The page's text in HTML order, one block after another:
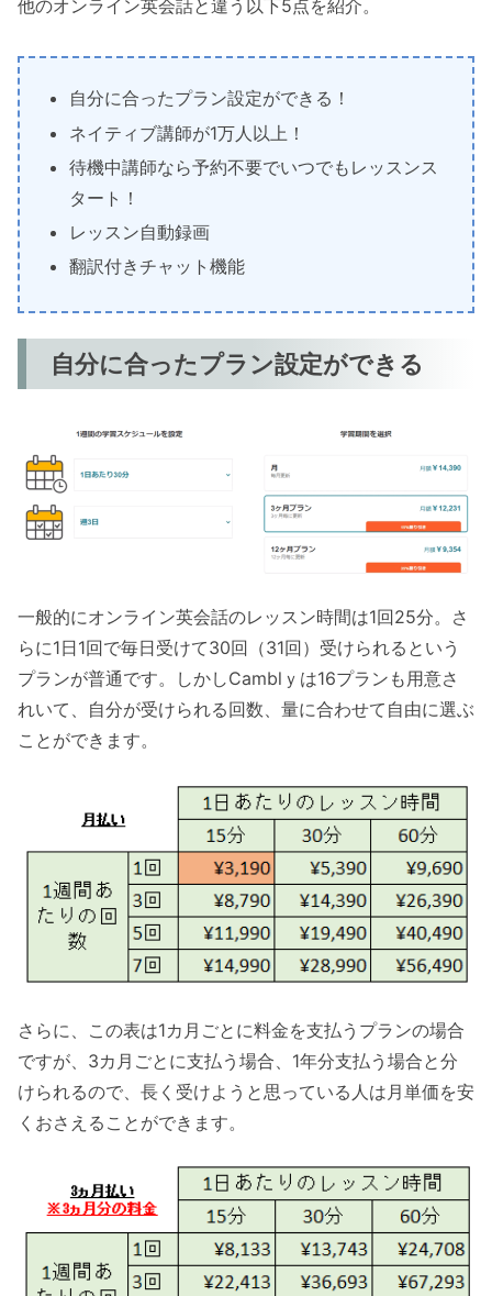
他のオンライン英会話と違う以下5点を紹介。
自分に合ったプラン設定ができる！
ネイティブ講師が1万人以上！
待機中講師なら予約不要でいつでもレッスンス
タート！
レッスン自動録画
翻訳付きチャット機能
自分に合ったプラン設定ができる
一般的にオンライン英会話のレッスン時間は1回25分。さ
らに1日1回で毎日受けて30回（31回）受けられるという
プランが普通です。しかしCamblｙは16プランも用意さ
れいて、自分が受けられる回数、量に合わせて自由に選ぶ
ことができます。
さらに、この表は1カ月ごとに料金を支払うプランの場合
ですが、3カ月ごとに支払う場合、1年分支払う場合と分
けられるので、長く受けようと思っている人は月単価を安
くおさえることができます。